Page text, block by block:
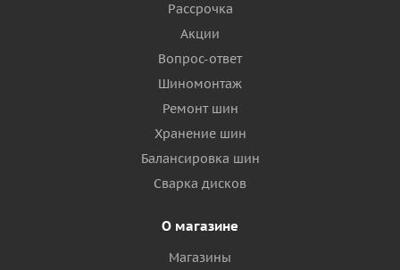
Рассрочка
Акции
Вопрос-ответ
Шиномонтаж
Ремонт шин
Хранение шин
Балансировка шин
Сварка дисков
О магазине
Магазины